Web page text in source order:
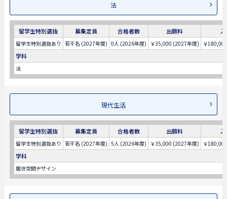
法
留学生特別選抜 募集定員 合格者数 出願料
留学生特別選抜あり 若干名 (2027年度) 0人 (2026年度) ￥35,000 (2027年度) ￥
学科
法
現代生活
留学生特別選抜 募集定員 合格者数 出願料
留学生特別選抜あり 若干名 (2027年度) 5人 (2026年度) ￥35,000 (2027年度) ￥
学科
居住空間デザイン